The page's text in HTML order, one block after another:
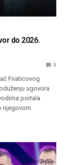
do 2026.
0
Fnaticovog
ugovora
portala
njegovom